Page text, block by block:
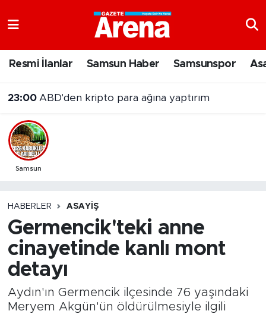
Resmi İlanlar Samsun Haber Samsunspor
23:00 ABD'den kripto para ağına yaptırım
Samsun
HABERLER ASAYIŞ
Germencik'teki anne
cinayetinde kanlı mont
detayı
Aydın'ın Germencik ilçesinde 76 yaşındaki
Meryem Akgün'ün öldürülmesiyle ilgili
Samsun Namaz Vakitleri
Trafik Durumu
Süper Lig Puan Durumu ve Fikstür
Son Dakika Haberleri
Haber Arşivi